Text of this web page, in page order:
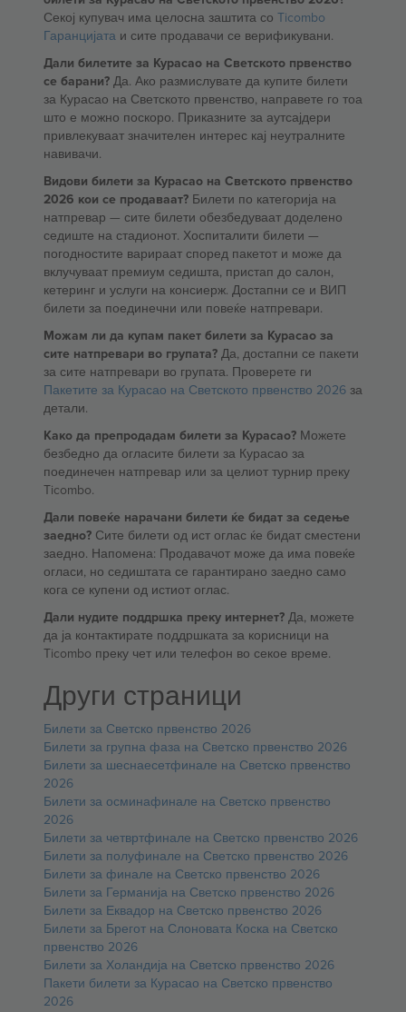
Секој купувач има целосна заштита со Ticombo
Гаранцијата и сите продавачи се верификувани.
Дали билетите за Курасао на Светското првенство
се барани? Да. Ако размислувате да купите билети
за Курасао на Светското првенство, направете го тоа
што е можно поскоро. Приказните за аутсајдери
привлекуваат значителен интерес кај неутралните
навивачи.
Видови билети за Курасао на Светското првенство
2026 кои се продаваат? Билети по категорија на
натпревар — сите билети обезбедуваат доделено
седиште на стадионот. Хоспиталити билети —
погодностите варираат според пакетот и може да
вклучуваат премиум седишта, пристап до салон,
кетеринг и услуги на консиерж. Достапни се и ВИП
билети за поединечни или повеќе натпревари.
Можам ли да купам пакет билети за Курасао за
сите натпревари во групата? Да, достапни се пакети
за сите натпревари во групата. Проверете ги
Пакетите за Курасао на Светското првенство 2026 за
детали.
Како да препродадам билети за Курасао? Можете
безбедно да огласите билети за Курасао за
поединечен натпревар или за целиот турнир преку
Ticombo.
Дали повеќе нарачани билети ќе бидат за седење
заедно? Сите билети од ист оглас ќе бидат сместени
заедно. Напомена: Продавачот може да има повеќе
огласи, но седиштата се гарантирано заедно само
кога се купени од истиот оглас.
Дали нудите поддршка преку интернет? Да, можете
да ја контактирате поддршката за корисници на
Ticombo преку чет или телефон во секое време.
Други страници
Билети за Светско првенство 2026
Билети за групна фаза на Светско првенство 2026
Билети за шеснаесетфинале на Светско првенство
2026
Билети за осминафинале на Светско првенство
2026
Билети за четвртфинале на Светско првенство 2026
Билети за полуфинале на Светско првенство 2026
Билети за финале на Светско првенство 2026
Билети за Германија на Светско првенство 2026
Билети за Еквадор на Светско првенство 2026
Билети за Брегот на Слоновата Коска на Светско
првенство 2026
Билети за Холандија на Светско првенство 2026
Пакети билети за Курасао на Светско првенство
2026